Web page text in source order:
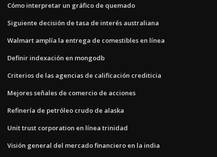
Cómo interpretar un gráfico de quemado
Siguiente decisión de tasa de interés australiana
Walmart amplía la entrega de comestibles en línea
Definir indexación en mongodb
Criterios de las agencias de calificación crediticia
Mejores señales de comercio de acciones
Refinería de petróleo crudo de alaska
Unit trust corporation en línea trinidad
Visión general del mercado financiero en la india